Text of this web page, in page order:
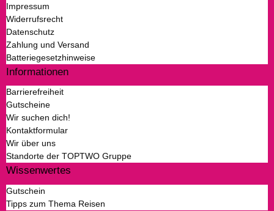
Impressum
Widerrufsrecht
Datenschutz
Zahlung und Versand
Batteriegesetzhinweise
Informationen
Barrierefreiheit
Gutscheine
Wir suchen dich!
Kontaktformular
Wir über uns
Standorte der TOPTWO Gruppe
Wissenwertes
Gutschein
Tipps zum Thema Reisen